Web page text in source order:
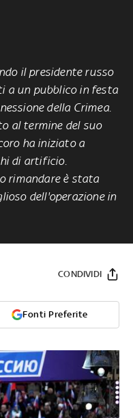
il presidente russo
a un pubblico in festa
della Crimea.
al termine del suo
ha iniziato a
di artificio.
rimandare è stata
dell'operazione in
Fonti Preferite
CONDIVIDI